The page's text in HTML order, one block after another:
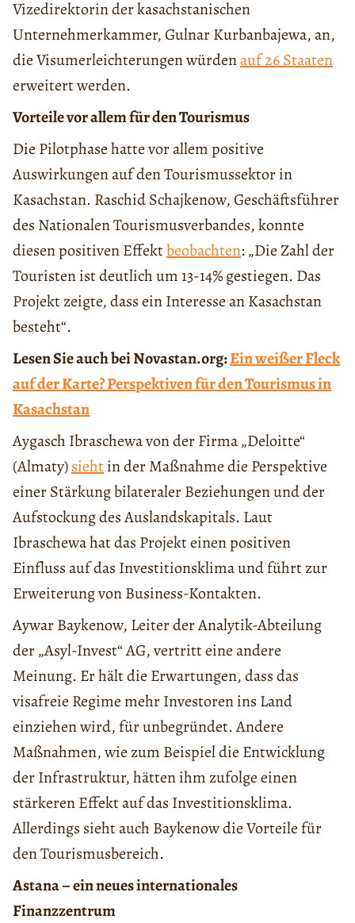
Vizedirektorin der kasachstanischen
Unternehmerkammer, Gulnar Kurbanbajewa, an,
die Visumerleichterungen würdenauf 26 Staaten
erweitert werden.
Vorteile vor allem für den Tourismus
Die Pilotphase hatte vor allem positive
Auswirkungen auf den Tourismussektor in
Kasachstan. Raschid Schajkenow, Geschäftsführer
des Nationalen Tourismusverbandes, konnte
diesen positiven Effektbeobachten: „Die Zahl der
Touristen ist deutlich um 13-14% gestiegen. Das
Projekt zeigte, dass ein Interesse an Kasachstan
besteht“.
Lesen Sie auch bei Novastan.org:Ein weißer Fleck
auf der Karte? Perspektiven für den Tourismus in
Kasachstan
Aygasch Ibraschewa von der Firma „Deloitte“
(Almaty)siehtin der Maßnahme die Perspektive
einer Stärkung bilateraler Beziehungen und der
Aufstockung des Auslandskapitals. Laut
Ibraschewa hat das Projekt einen positiven
Einfluss auf das Investitionsklima und führt zur
Erweiterung von Business-Kontakten.
Aywar Baykenow, Leiter der Analytik-Abteilung
der „Asyl-Invest“ AG, vertritt eine andere
Meinung. Er hält die Erwartungen, dass das
visafreie Regime mehr Investoren ins Land
einziehen wird, für unbegründet. Andere
Maßnahmen, wie zum Beispiel die Entwicklung
der Infrastruktur, hätten ihm zufolge einen
stärkeren Effekt auf das Investitionsklima.
Allerdings sieht auch Baykenow die Vorteile für
den Tourismusbereich.
Astana – ein neues internationales
Finanzzentrum